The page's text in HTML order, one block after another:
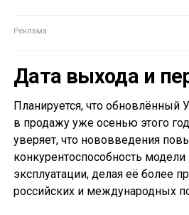
Дата выхода и
Планируется, что обновлённый
в продажу уже осенью этого
уверяет, что нововведения
конкурентоспособность
эксплуатации, делая её более
российских и международных